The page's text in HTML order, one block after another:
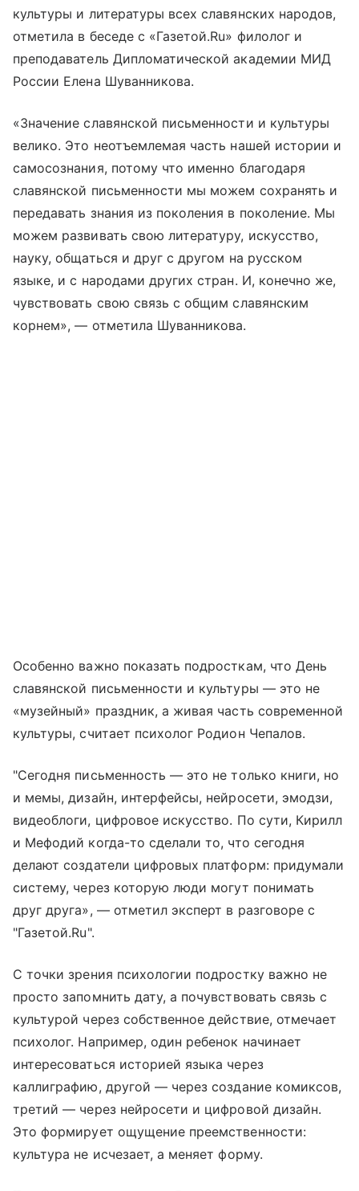
культуры и литературы всех славянских народов,
отметила в беседе с «Газетой.Ru» филолог и
преподаватель Дипломатической академии МИД
России Елена Шуванникова.
«Значение славянской письменности и культуры
велико. Это неотъемлемая часть нашей истории и
самосознания, потому что именно благодаря
славянской письменности мы можем сохранять и
передавать знания из поколения в поколение. Мы
можем развивать свою литературу, искусство,
науку, общаться и друг с другом на русском
языке, и с народами других стран. И, конечно же,
чувствовать свою связь с общим славянским
корнем», — отметила Шуванникова.
Особенно важно показать подросткам, что День
славянской письменности и культуры — это не
«музейный» праздник, а живая часть современной
культуры, считает психолог Родион Чепалов.
"Сегодня письменность — это не только книги, но
и мемы, дизайн, интерфейсы, нейросети, эмодзи,
видеоблоги, цифровое искусство. По сути, Кирилл
и Мефодий когда-то сделали то, что сегодня
делают создатели цифровых платформ: придумали
систему, через которую люди могут понимать
друг друга», — отметил эксперт в разговоре с
"Газетой.Ru".
С точки зрения психологии подростку важно не
просто запомнить дату, а почувствовать связь с
культурой через собственное действие, отмечает
психолог. Например, один ребенок начинает
интересоваться историей языка через
каллиграфию, другой — через создание комиксов,
третий — через нейросети и цифровой дизайн.
Это формирует ощущение преемственности:
культура не исчезает, а меняет форму.